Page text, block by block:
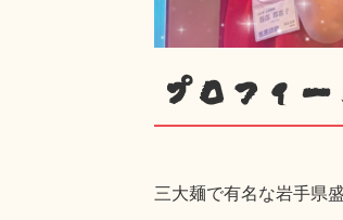
プロフィー
三大麺で有名な岩手県